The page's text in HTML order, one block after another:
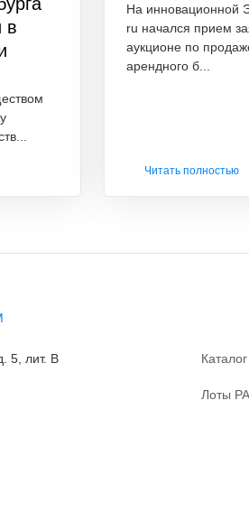
в
На инновационной
ru начался прием
аукционе по
арендного б...
Читать полностью
5, лит. В
Лоты